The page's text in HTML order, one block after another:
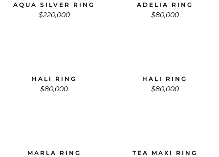
AQUA SILVER RING
$220,000
ADELIA RING
$80,000
HALI RING
$80,000
HALI RING
$80,000
MARLA RING TEA MAXI RING